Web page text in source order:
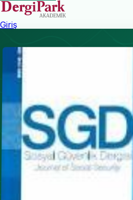
Giriş